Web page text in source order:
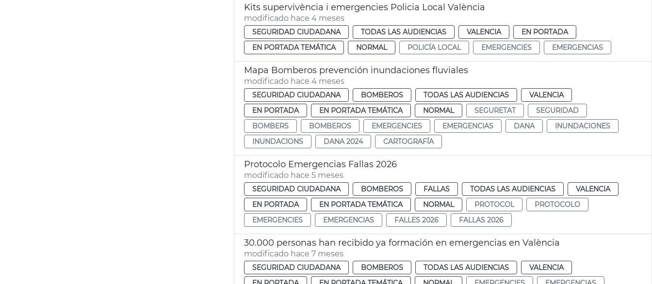
Kits supervivència i emergencies Policia Local València
modificado hace 4 meses
SEGURIDAD CIUDADANA TODAS LAS AUDIENCIAS VALENCIA
EN PORTADA
EN PORTADA TEMÁTICA
NORMAL POLICÍA LOCAL EMERGENCIES EMERGENCIAS
Mapa Bomberos prevención inundaciones fluviales
modificado hace 4 meses
SEGURIDAD CIUDADANA BOMBEROS TODAS LAS AUDIENCIAS
VALENCIA
EN PORTADA
EN PORTADA TEMÁTICA NORMAL SEGURETAT
SEGURIDAD
BOMBERS
BOMBEROS EMERGENCIES EMERGENCIAS DANA
INUNDACIONES
INUNDACIONS
DANA 2024 CARTOGRAFÍA
Protocolo Emergencias Fallas 2026
modificado hace 5 meses
SEGURIDAD CIUDADANA BOMBEROS FALLAS TODAS LAS AUDIENCIAS
VALENCIA
EN PORTADA
EN PORTADA TEMÁTICA NORMAL PROTOCOL
PROTOCOLO
EMERGENCIES
EMERGENCIAS FALLES 2026 FALLAS 2026
30.000 personas han recibido ya formación en emergencias en València
modificado hace 7 meses
SEGURIDAD CIUDADANA BOMBEROS TODAS LAS AUDIENCIAS
VALENCIA